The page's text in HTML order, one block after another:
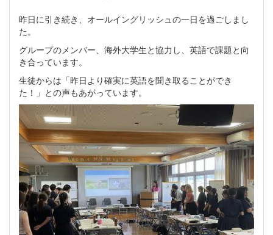
昨日に引き続き、オールイングリッシュの一日を過ごしまし
た。
グループのメンバー、海外大学生と協力し、英語で課題と向
き合っています。
生徒からは「昨日より確実に英語を聞き取ることができ
た！」との声もあがっています。